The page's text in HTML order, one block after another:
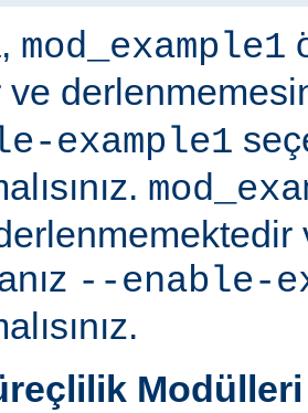
mod_example1
ve
example1
--enable-
Modülleri